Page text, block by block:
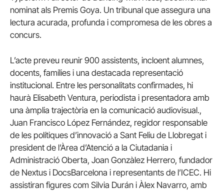
nominat als Premis Goya. Un tribunal que assegura una
lectura acurada, profunda i compromesa de les obres a
concurs.
L’acte preveu reunir 900 assistents, incloent alumnes,
docents, famílies i una destacada representació
institucional. Entre les personalitats confirmades, hi
haurà Elisabeth Ventura, periodista i presentadora amb
una àmplia trajectòria en la comunicació audiovisual.,
Juan Francisco López Fernández, regidor responsable
de les polítiques d’innovació a Sant Feliu de Llobregat i
president de l’Àrea d’Atenció a la Ciutadania i
Administració Oberta, Joan Gonzàlez Herrero, fundador
de Nextus i DocsBarcelona i representants de l’ICEC. Hi
assistiran figures com Silvia Durán i Àlex Navarro, amb